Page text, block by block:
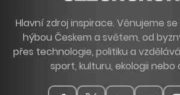
Hlavní zdroj inspirace. Věnujeme
hýbou Českem a světem, od
přes technologie, politiku a
sport, kulturu, ekologii nebo